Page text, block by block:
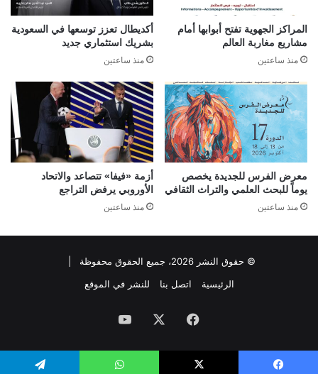
المراكز الجهوية تفتح أبوابها أمام
مشاريع مغاربة العالم
منذ ساعتين
أكديطال تعزز توسعها في السعودية
بشريك استثماري جديد
منذ ساعتين
معرض الفرس للجديدة يخصص
يوماً للبحث العلمي والتراث الثقافي
منذ ساعتين
أزمة «فيفا» تتصاعد والاتحاد
الأوروبي يرفض التراجع
منذ ساعتين
© حقوق النشر 2026، جميع الحقوق محفوظة |
الرئيسية
اتصل بنا للنشر في الموقع
فيسبوك